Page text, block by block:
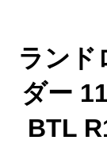
ランド
ダー
BTL